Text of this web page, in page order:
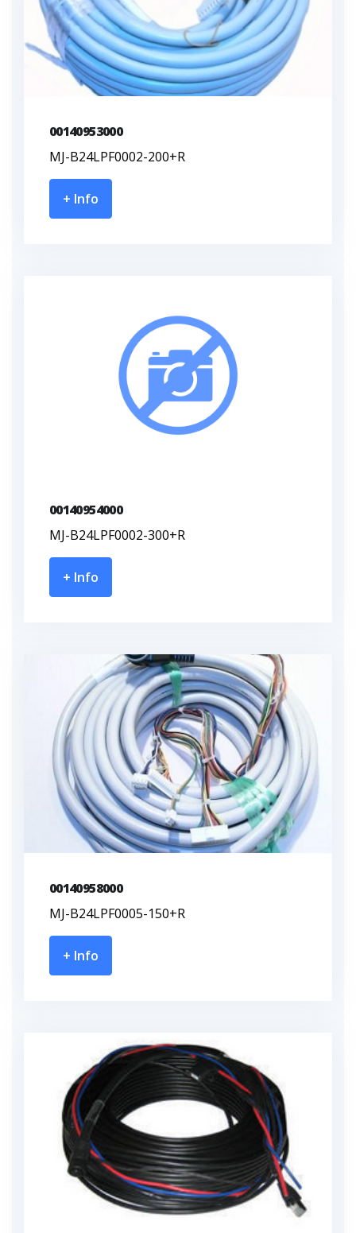
00140953000
MJ-B24LPF0002-200+R
+ Info
00140954000
MJ-B24LPF0002-300+R
+ Info
00140958000
MJ-B24LPF0005-150+R
+ Info